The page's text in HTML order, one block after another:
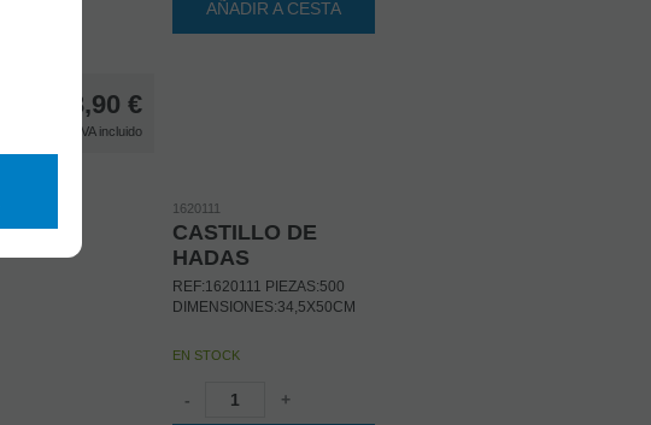
13,90 €
IVA incluido
AÑADIR A CESTA
1620111
CASTILLO DE
HADAS
REF:1620111 PIEZAS:500
DIMENSIONES:34,5X50CM
EN STOCK
- +